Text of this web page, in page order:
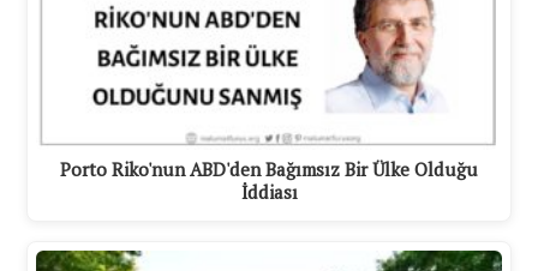
Porto Riko'nun ABD'den Bağımsız Bir Ülke Olduğu
İddiası